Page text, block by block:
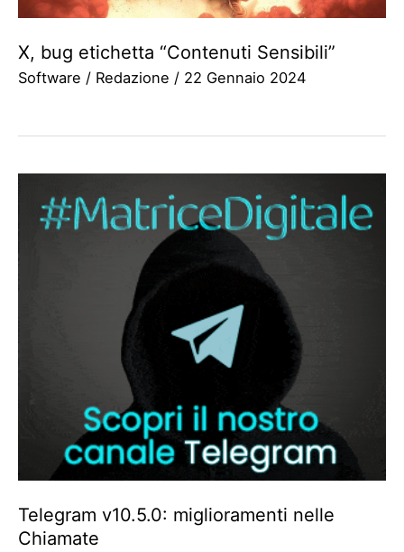
X, bug etichetta “Contenuti Sensibili”
Software / Redazione / 22 Gennaio 2024
Telegram v10.5.0: miglioramenti nelle
Chiamate